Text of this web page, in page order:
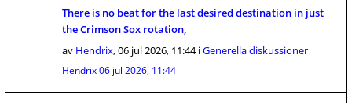
There is no beat for the last desired destination in just
the Crimson Sox rotation,
av Hendrix,06 jul 2026, 11:44iGenerella diskussioner
Hendrix06 jul 2026, 11:44